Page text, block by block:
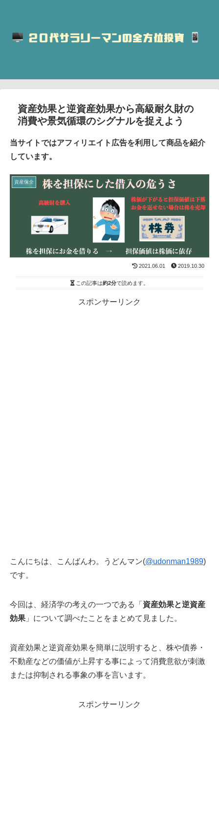
資産効果と逆資産効果から高級耐久財の
消費や景気循環のシグナルを捉えよう
当サイトではアフィリエイト広告を利用して商品を紹介
しています。
資産保全
2021.06.01 2019.10.30
この記事は約2分で読めます。
スポンサーリンク
こんにちは、こんばんわ。うどんマン(@udonman1989)
です。
今回は、経済学の考えの一つである「 資産効果と逆資産
効果 」について調べたことをまとめて見ました。
資産効果と逆資産効果を簡単に説明すると、株や債券・
不動産などの価値が上昇する事によって消費意欲が刺激
または抑制される事象の事を言います。
スポンサーリンク